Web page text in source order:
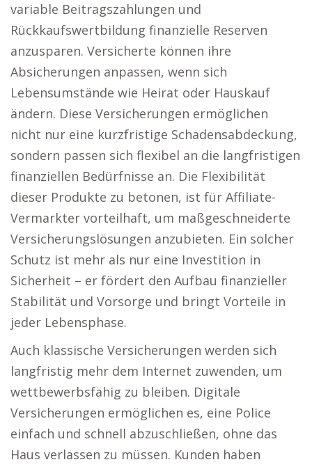
variable Beitragszahlungen und
Rückkaufswertbildung finanzielle Reserven
anzusparen. Versicherte können ihre
Absicherungen anpassen, wenn sich
Lebensumstände wie Heirat oder Hauskauf
ändern. Diese Versicherungen ermöglichen
nicht nur eine kurzfristige Schadensabdeckung,
sondern passen sich flexibel an die langfristigen
finanziellen Bedürfnisse an. Die Flexibilität
dieser Produkte zu betonen, ist für Affiliate-
Vermarkter vorteilhaft, um maßgeschneiderte
Versicherungslösungen anzubieten. Ein solcher
Schutz ist mehr als nur eine Investition in
Sicherheit – er fördert den Aufbau finanzieller
Stabilität und Vorsorge und bringt Vorteile in
jeder Lebensphase.
Auch klassische Versicherungen werden sich
langfristig mehr dem Internet zuwenden, um
wettbewerbsfähig zu bleiben. Digitale
Versicherungen ermöglichen es, eine Police
einfach und schnell abzuschließen, ohne das
Haus verlassen zu müssen. Kunden haben